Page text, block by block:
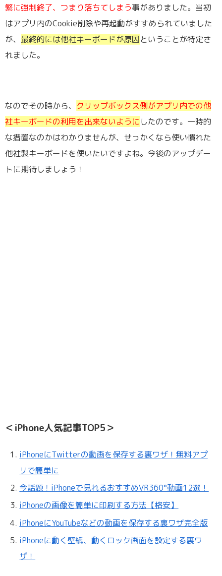
繁に強制終了、つまり落ちてしまう事がありました。当初
はアプリ内のCookie削除や再起動がすすめられていました
が、 最終的には他社キーボードが原因ということが特定さ
れました。
なのでその時から、 クリップボックス側がアプリ内での他
社キーボードの利用を出来ないように したのです。一時的
な措置なのかはわかりませんが、せっかくなら使い慣れた
他社製キーボードを使いたいですよね。今後のアップデー
トに期待しましょう！
＜iPhone人気記事TOP5＞
iPhoneにTwitterの動画を保存する裏ワザ！無料アプ
リで簡単に
今話題！iPhoneで見れるおすすめVR360°動画12選！
iPhoneの画像を簡単に印刷する方法【格安】
iPhoneにYouTubeなどの動画を保存する裏ワザ完全版
iPhoneに動く壁紙、動くロック画面を設定する裏ワ
ザ！